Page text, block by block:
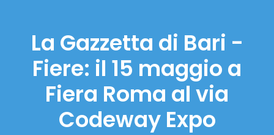
La Gazzetta di Bari -
Fiere: il 15 maggio a
Fiera Roma al via
Codeway Expo